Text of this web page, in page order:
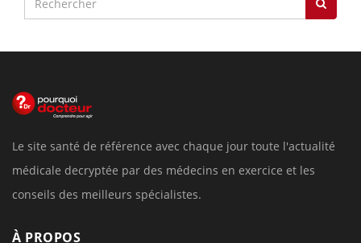
Le site santé de référence avec chaque jour toute l'actualité
médicale decryptée par des médecins en exercice et les
conseils des meilleurs spécialistes.
À PROPOS